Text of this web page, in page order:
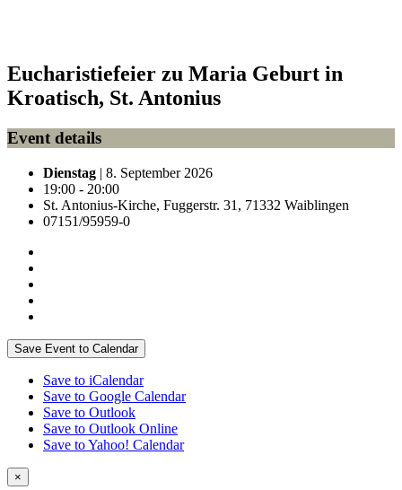
Eucharistiefeier zu Maria Geburt in
Kroatisch, St. Antonius
Event details
Dienstag | 8. September 2026
19:00 - 20:00
St. Antonius-Kirche, Fuggerstr. 31, 71332 Waiblingen
07151/95959-0
Save Event to Calendar
Save to iCalendar
Save to Google Calendar
Save to Outlook
Save to Outlook Online
Save to Yahoo! Calendar
×